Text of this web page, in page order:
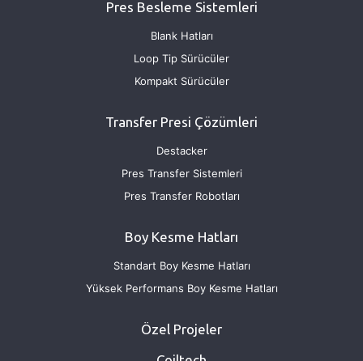
Pres Besleme Sistemleri
Blank Hatları
Loop Tip Sürücüler
Kompakt Sürücüler
Transfer Presi Çözümleri
Destacker
Pres Transfer Sistemleri
Pres Transfer Robotları
Boy Kesme Hatları
Standart Boy Kesme Hatları
Yüksek Performans Boy Kesme Hatları
Özel Projeler